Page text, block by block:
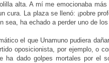
alta. A mí me emocionaba
cura. La plaza se llenó: ¡pobre
sea, ha echado a perder uno de
el que Unamuno pudiera
oposicionista, por ejemplo, o
ha dado golpes mortales por el